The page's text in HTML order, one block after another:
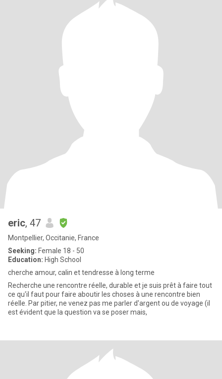
eric, 47
Montpellier, Occitanie, France
Seeking: Female 18 - 50
Education: High School
cherche amour, calin et tendresse à long terme
Recherche une rencontre réelle, durable et je suis prêt à faire tout
ce qu'il faut pour faire aboutir les choses à une rencontre bien
réelle. Par pitier, ne venez pas me parler d'argent ou de voyage (il
est évident que la question va se poser mais,